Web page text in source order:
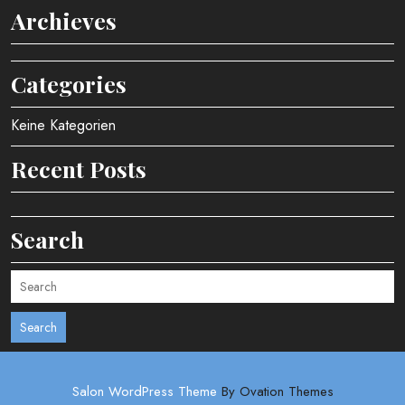
Archieves
Categories
Keine Kategorien
Recent Posts
Search
Search
Salon WordPress Theme By Ovation Themes